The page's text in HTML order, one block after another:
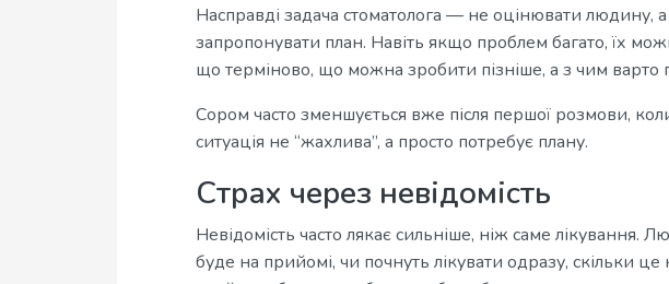
Насправді задача стоматолога — не оцінювати людину, а
запропонувати план. Навіть якщо проблем багато, їх
що терміново, що можна зробити пізніше, а з чим варто
Сором часто зменшується вже після першої розмови,
ситуація не “жахлива”, а просто потребує плану.
Страх через невідомість
Невідомість часто лякає сильніше, ніж саме лікування.
буде на прийомі, чи почнуть лікувати одразу, скільки